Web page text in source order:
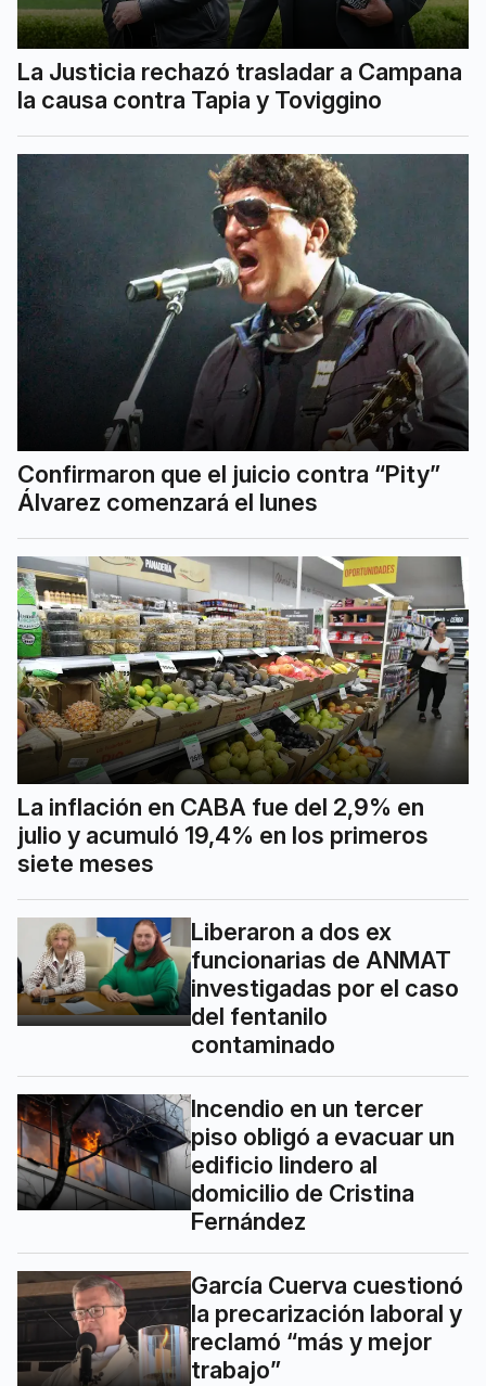
La Justicia rechazó trasladar a Campana
la causa contra Tapia y Toviggino
Confirmaron que el juicio contra “Pity”
Álvarez comenzará el lunes
La inflación en CABA fue del 2,9% en
julio y acumuló 19,4% en los primeros
siete meses
Liberaron a dos ex
funcionarias de ANMAT
investigadas por el caso
del fentanilo
contaminado
Incendio en un tercer
piso obligó a evacuar un
edificio lindero al
domicilio de Cristina
Fernández
García Cuerva cuestionó
la precarización laboral y
reclamó “más y mejor
trabajo”